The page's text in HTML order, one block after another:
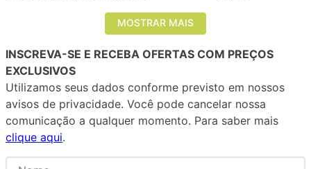
MOSTRAR MAIS
INSCREVA-SE E RECEBA OFERTAS COM PREÇOS
EXCLUSIVOS
Utilizamos seus dados conforme previsto em nossos
avisos de privacidade. Você pode cancelar nossa
comunicação a qualquer momento. Para saber mais
clique aqui.